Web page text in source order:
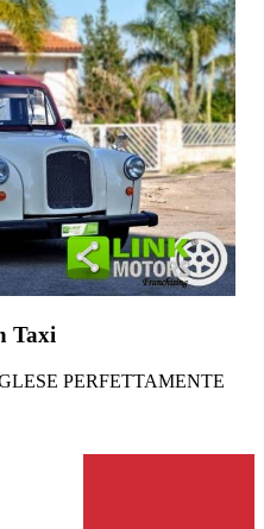
Taxi
PERFETTAMENTE